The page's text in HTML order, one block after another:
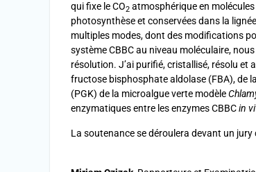
qui fixe le CO2 atmosphérique en
photosynthèse et conservées dans la
multiples modes, dont des modifications
système CBBC au niveau moléculaire,
résolution. J’ai purifié, cristallisé, résolu et
fructose bisphosphate aldolase (FBA), de
(PGK) de la microalgue verte modèle
enzymatiques entre les enzymes CBBCin
La soutenance se déroulera devant un jury